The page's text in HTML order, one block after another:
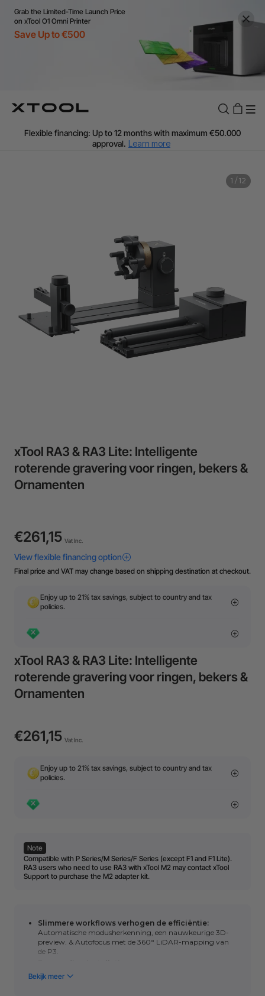
Grab the Limited-Time Launch Price
on xTool O1 Omni Printer
Save Up to €500
Flexible financing: Up to 12 months with maximum €50.000
For EU orders: Local warehouse shipping & Free shipping over
€99
Final price varies by shipping destination (VAT may differ).
24-Month Warranty
Flexible financing: Up to 12 months with maximum €50.000
Learn more
1 / 12
xTool RA3 & RA3 Lite: Intelligente
roterende gravering voor ringen, bekers &
Ornamenten
€261,15 Vat Inc.
Final price and VAT may change based on shipping destination at checkout.
Enjoy up to 21% tax savings, subject to country and tax
policies.
xTool RA3 & RA3 Lite: Intelligente
roterende gravering voor ringen, bekers &
Ornamenten
€261,15 Vat Inc.
Enjoy up to 21% tax savings, subject to country and tax
policies.
Note
Compatible with P Series/M Series/F Series (except F1 and F1 Lite).
RA3 users who need to use RA3 with xTool M2 may contact xTool
Support to purchase the M2 adapter kit.
Slimmere workflows verhogen de efficiëntie:
Automatische modusherkenning, een nauwkeurige 3D-
preview. & Autofocus met de 360° LiDAR-mapping van
de P3.
ontwerp kunt u de roterende machine snel en eenvoudig
monteren en schakelen tussen de rol-, spankop-, bol- en